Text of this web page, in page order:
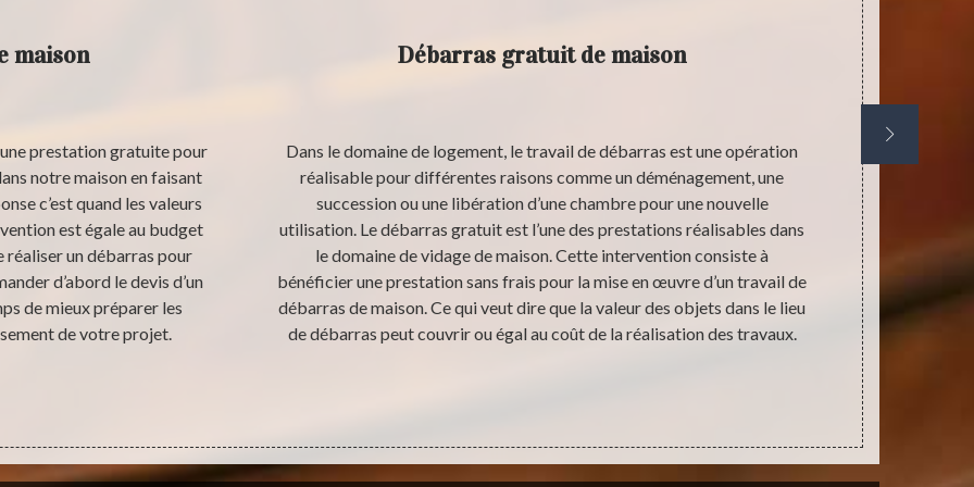
maison
prestation gratuite pour
notre maison en faisant
c’est quand les valeurs
est égale au budget
réaliser un débarras pour
d’abord le devis d’un
de mieux préparer les
de votre projet.
Débarras gratuit de maison
Dans le domaine de logement, le travail de débarras est une opération
réalisable pour différentes raisons comme un déménagement, une
succession ou une libération d’une chambre pour une nouvelle
utilisation. Le débarras gratuit est l’une des prestations réalisables dans
le domaine de vidage de maison. Cette intervention consiste à
bénéficier une prestation sans frais pour la mise en œuvre d’un travail de
débarras de maison. Ce qui veut dire que la valeur des objets dans le lieu
de débarras peut couvrir ou égal au coût de la réalisation des travaux.
couvrir
effet, afin
est